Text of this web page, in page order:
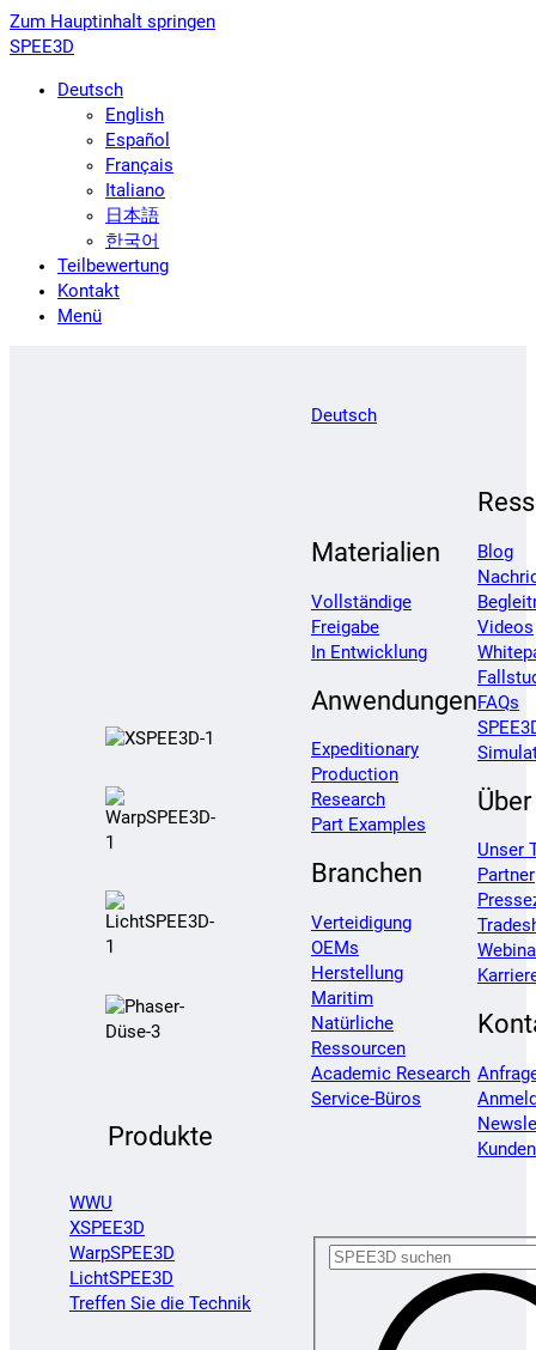
Zum Hauptinhalt springen
SPEE3D
Deutsch
English
Español
Français
Italiano
日本語
한국어
Teilbewertung
Kontakt
Menü
Produkte
WWU
XSPEE3D
WarpSPEE3D
LichtSPEE3D
Treffen Sie die Technik
Deutsch
Materialien
Vollständige
Freigabe
In Entwicklung
Anwendungen
Expeditionary
Production
Research
Part Examples
Branchen
Verteidigung
OEMs
Herstellung
Maritim
Natürliche
Ressourcen
Academic Research
Service-Büros
Blog
Videos
FAQs
Über
Unser
Partner